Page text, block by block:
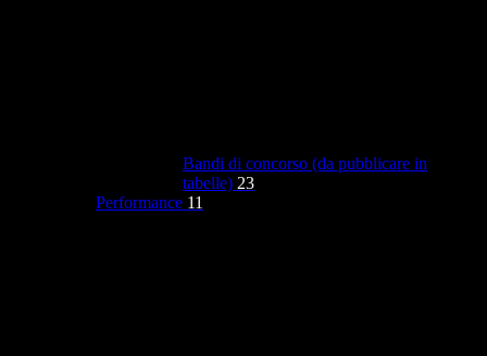
Bandi di concorso (da pubblicare in
tabelle) 23
Performance 11